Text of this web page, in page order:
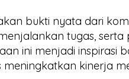
bukti nyata dari
tugas,
ini menjadi inspirasi
meningkatkan kinerja